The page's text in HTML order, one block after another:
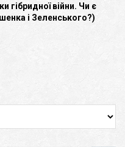
гібридної війни. Чи є
і Зеленського?)